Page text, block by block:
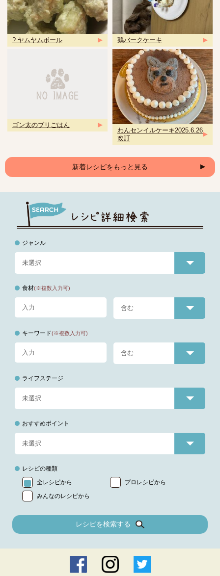
? ヤムヤムボール 鶏バークケーキ
ゴン太のブリごはん
わんセンイルケーキ2025.6.26
改訂
新着レシピをもっと見る
ジャンル
食材(※複数入力可)
キーワード(※複数入力可)
ライフステージ
おすすめポイント
レシピの種類
全レシピから
プロレシピから
みんなのレシピから
レシピを検索する